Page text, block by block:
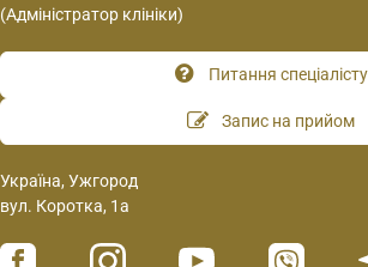
(Адміністратор клініки)
Питання спеціалісту
Запис на прийом
Україна, Ужгород
вул. Коротка, 1а